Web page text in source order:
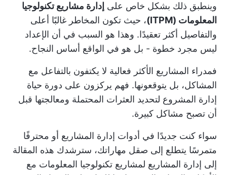
وينطبق ذلك بشكل خاص على إدارة مشاريع تكنولوجيا
المعلومات (ITPM)
، حيث تكون المخاطر غالبًا أعلى
والتفاصيل أكثر تعقيدًا. وهذا هو السبب في أن الإعداد
ليس مجرد خطوة - بل هو في الواقع أساس النجاح.
فمدراء المشاريع الأكثر فعالية لا يكتفون بالتفاعل مع
المشاكل، بل يتوقعونها. فهم يركزون على دورة حياة
إدارة المشروع لتحديد العثرات المحتملة ومعالجتها قبل
أن تصبح مشاكل كبيرة.
سواء كنت جديدًا في أدوات إدارة المشاريع أو محترفًا
متمرسًا يتطلع إلى صقل مهاراتك، سترشدك هذه المقالة
إلى إدارة المشاريع لمشاريع تكنولوجيا المعلومات مع